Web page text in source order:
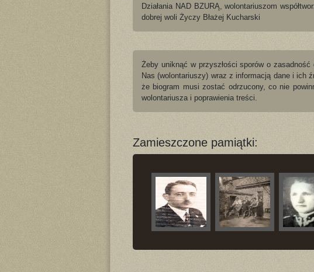
Działania NAD BZURĄ, wolontariuszom
dobrej woli Życzy Błażej Kucharski
Żeby uniknąć w przyszłości sporów o zasadność
Nas (wolontariuszy) wraz z informacją dane i ich
że biogram musi zostać odrzucony, co nie
wolontariusza i poprawienia treści.
Zamieszczone pamiątki: